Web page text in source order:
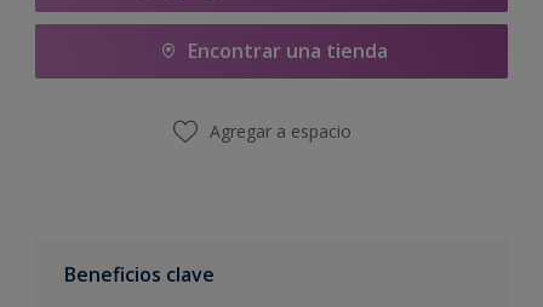
Encontrar una tienda
Agregar a espacio
Beneficios clave